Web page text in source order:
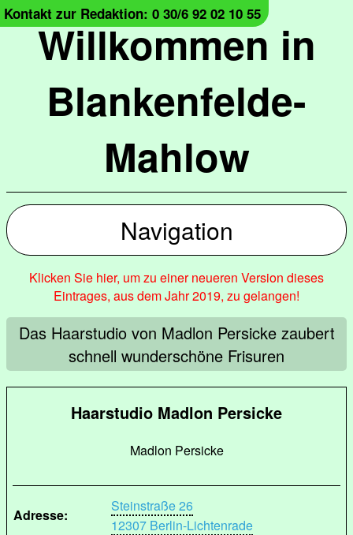
Willkommen in
Blankenfelde-
Mahlow
Kontakt zur Redaktion: 0 30/6 92 02 10 55
Navigation
Klicken Sie hier, um zu einer neueren Version dieses
Eintrages, aus dem Jahr 2019, zu gelangen!
Das Haarstudio von Madlon Persicke zaubert
schnell wunderschöne Frisuren
Haarstudio Madlon Persicke
Madlon Persicke
Adresse:
Steinstraße 26
12307 Berlin-Lichtenrade